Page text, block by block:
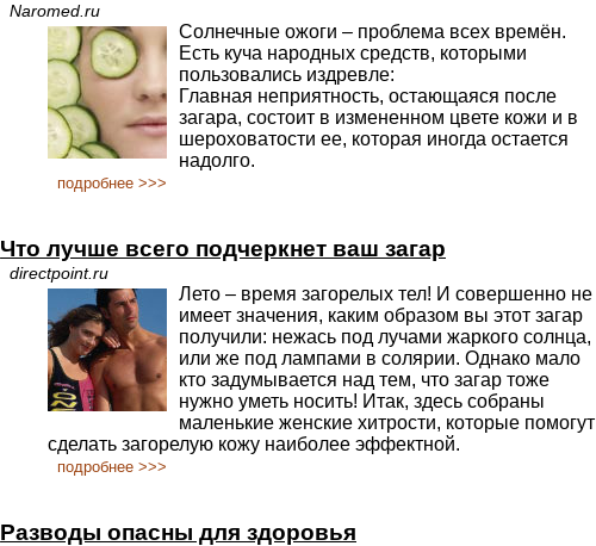
Naromed.ru
Солнечные ожоги – проблема всех времён.
Есть куча народных средств, которыми
пользовались издревле:
Главная неприятность, остающаяся после
загара, состоит в измененном цвете кожи и в
шероховатости ее, которая иногда остается
надолго.
подробнее >>>
Что лучше всего подчеркнет ваш загар
directpoint.ru
Лето – время загорелых тел! И совершенно не
имеет значения, каким образом вы этот загар
получили: нежась под лучами жаркого солнца,
или же под лампами в солярии. Однако мало
кто задумывается над тем, что загар тоже
нужно уметь носить! Итак, здесь собраны
маленькие женские хитрости, которые помогут
сделать загорелую кожу наиболее эффектной.
подробнее >>>
Разводы опасны для здоровья